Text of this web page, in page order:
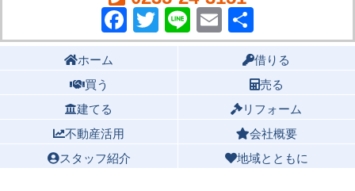
Facebook
Twitter
LineEmail
有
ホーム
借りる
買う
売る
建てる
リフォーム
不動産活用
会社概要
スタッフ紹介
地域とともに